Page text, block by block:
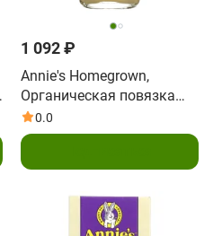
1 092 ₽
Annie's Homegrown,
Органическая повязка
«Богиня», 236 мл (8 жидк.
унц.)
0.0